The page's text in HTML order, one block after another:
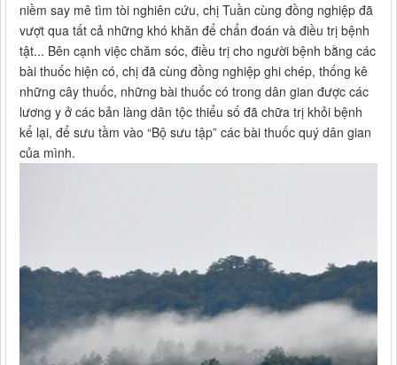
niềm say mê tìm tòi nghiên cứu, chị Tuần cùng đồng nghiệp đã
vượt qua tất cả những khó khăn để chẩn đoán và điều trị bệnh
tật... Bên cạnh việc chăm sóc, điều trị cho người bệnh bằng các
bài thuốc hiện có, chị đã cùng đồng nghiệp ghi chép, thống kê
những cây thuốc, những bài thuốc có trong dân gian được các
lương y ở các bản làng dân tộc thiểu số đã chữa trị khỏi bệnh
kể lại, để sưu tầm vào “Bộ sưu tập” các bài thuốc quý dân gian
của mình.